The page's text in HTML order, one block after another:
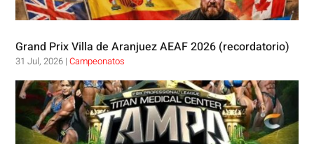
Grand Prix Villa de Aranjuez AEAF 2026 (recordatorio)
31 Jul, 2026 |Campeonatos